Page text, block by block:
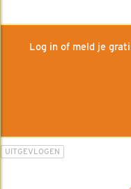
Log in of meld je
UITGEVLOGEN